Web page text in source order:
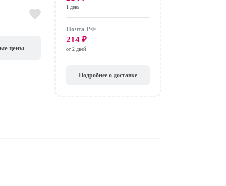
цены
1 день
Почта РФ
214 ₽
от 2 дней
Подробнее о доставке